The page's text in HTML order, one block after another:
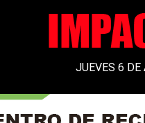
JUEVES 6 DE